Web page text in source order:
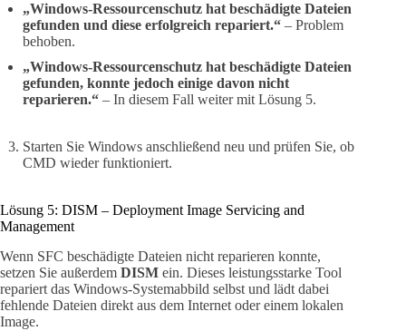
„Windows-Ressourcenschutz hat beschädigte Dateien
gefunden und diese erfolgreich repariert.“ – Problem
behoben.
„Windows-Ressourcenschutz hat beschädigte Dateien
gefunden, konnte jedoch einige davon nicht
reparieren.“ – In diesem Fall weiter mit Lösung 5.
Starten Sie Windows anschließend neu und prüfen Sie, ob
CMD wieder funktioniert.
Lösung 5: DISM – Deployment Image Servicing and
Management
Wenn SFC beschädigte Dateien nicht reparieren konnte,
setzen Sie außerdem DISM ein. Dieses leistungsstarke Tool
repariert das Windows-Systemabbild selbst und lädt dabei
fehlende Dateien direkt aus dem Internet oder einem lokalen
Image.